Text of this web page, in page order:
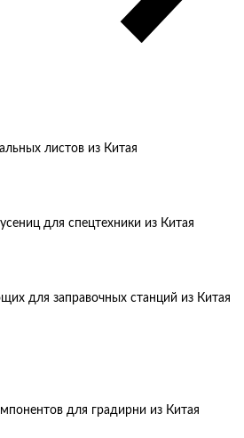
листов из Китая
для спецтехники из Китая
для заправочных станций из Китая
для градирни из Китая